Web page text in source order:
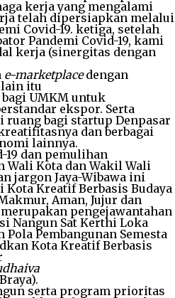
kerja yang mengalami
telah dipersiapkan melalui
Covid-19. ketiga, setelah
Pandemi Covid-19, kami
kerja (sinergitas dengan
e-marketplacedengan
itu
UMKM untuk
ekspor. Serta
ruang bagi startup Denpasar
dan berbagai
lainnya.
19 dan pemulihan
Wali Kota dan Wakil Wali
jargon Jaya-Wibawa ini
Kreatif Berbasis Budaya
Aman, Jujur dan
pengejawantahan
Nangun Sat Kerthi Loka
Pembangunan Semesta
Kota Kreatif Berbasis
serta program prioritas